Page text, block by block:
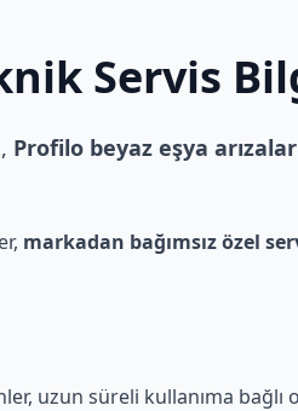
Servis
Profilo beyaz eşya
markadan bağımsız özel
uzun süreli kullanıma